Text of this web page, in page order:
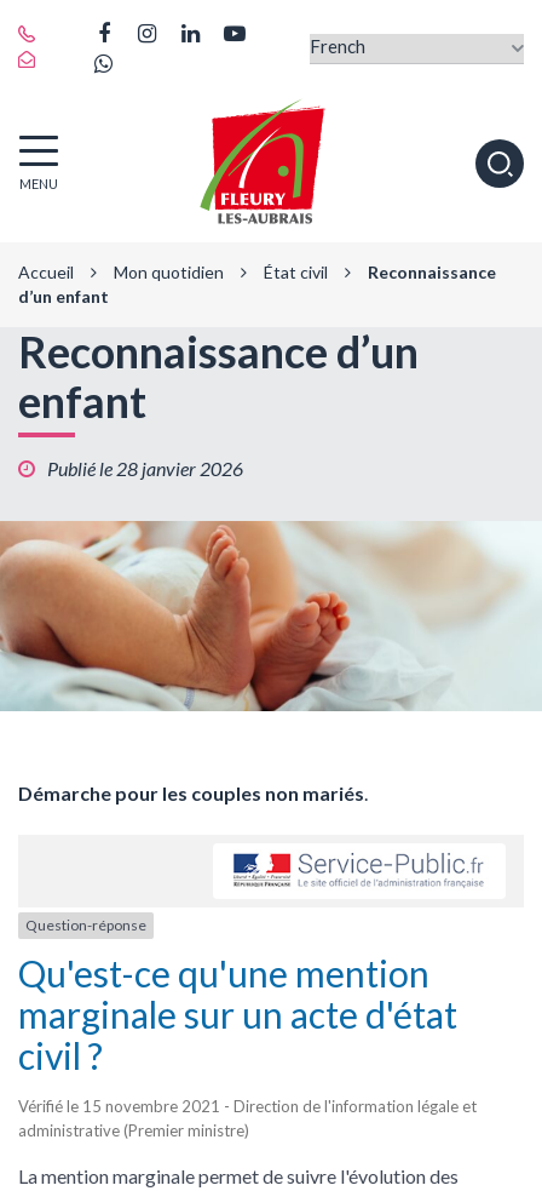
Lien
Lien
compte
Instagram
Lien
compte
Linkedin
chaîne
Youtube
Whatsapp
MENU
Accueil Mon quotidien État civil
Reconnaissance
d’un enfant
Reconnaissance d’un
enfant
Publié le 28 janvier 2026
Démarche pour les couples non mariés.
Question-réponse
Qu'est-ce qu'une mention
marginale sur un acte d'état
civil ?
Vérifié le 15 novembre 2021 - Direction de l'information légale et
administrative (Premier ministre)
La mention marginale permet de suivre l'évolution des